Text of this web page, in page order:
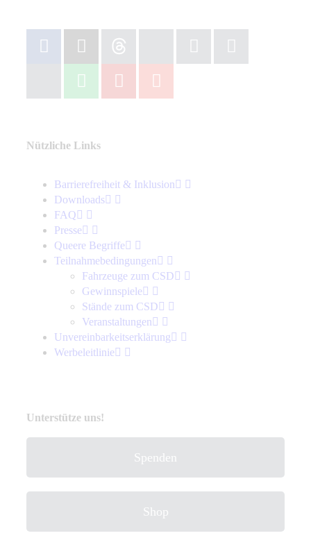
Nützliche Links
Barrierefreiheit & Inklusion
Downloads
FAQ
Presse
Queere Begriffe
Teilnahmebedingungen
Fahrzeuge zum CSD
Gewinnspiele
Stände zum CSD
Veranstaltungen
Unvereinbarkeits­erklärung
Werbeleitlinie
Unterstütze uns!
Spenden
Shop